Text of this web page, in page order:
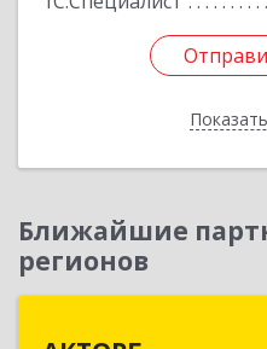
Ближайшие
регионов